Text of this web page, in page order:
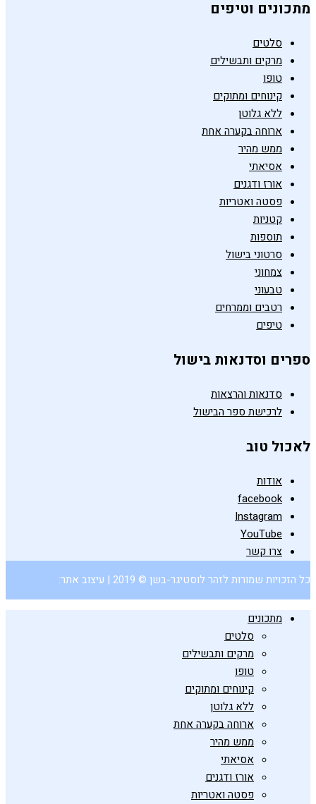
מתכונים וטיפים
סלטים
מרקים ותבשילים
טופו
קינוחים ומתוקים
ללא גלוטן
ארוחה בקערה אחת
ממש מהיר
אסיאתי
אורז ודגנים
פסטה ואטריות
קטניות
תוספות
סרטוני בישול
צמחוני
טבעוני
רטבים וממרחים
טיפים
ספרים וסדנאות בישול
סדנאות והרצאות
לרכישת ספר הבישול
לאכול טוב
אודות
facebook
Instagram
YouTube
צרו קשר
כל הזכויות שמורות לזהר לוסטיגר-בשן © 2019 | עיצוב אתר:
מתכונים
סלטים
מרקים ותבשילים
טופו
קינוחים ומתוקים
ללא גלוטן
ארוחה בקערה אחת
ממש מהיר
אסיאתי
אורז ודגנים
פסטה ואטריות